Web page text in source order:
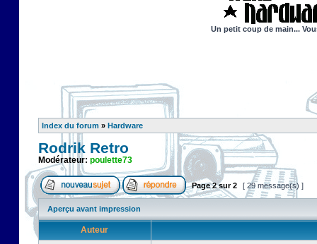
Un petit coup de main...
Index du forum » Hardware
Rodrik Retro
Modérateur: poulette73
Page2sur2 [ 29 message(s) ]
Aperçu avant impression
Auteur